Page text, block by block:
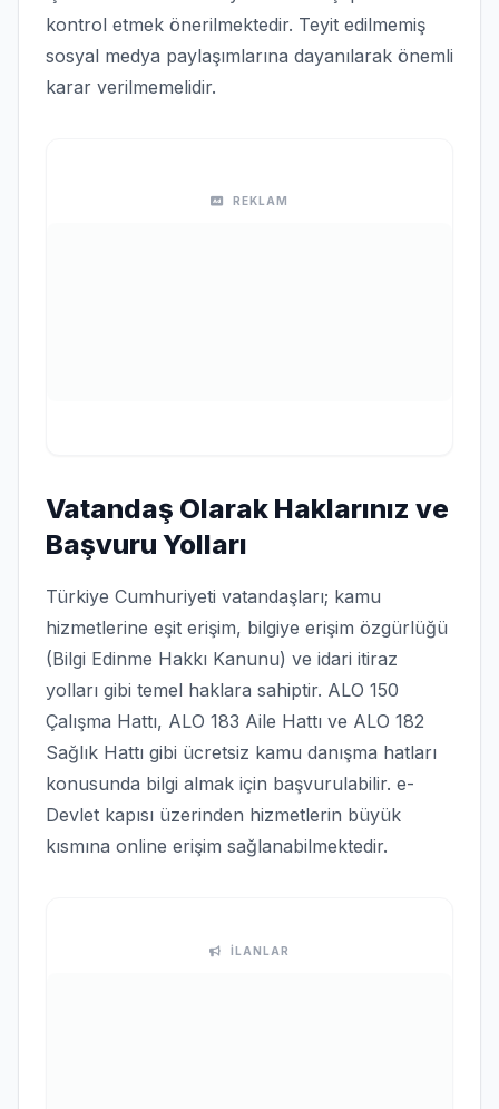
kontrol etmek önerilmektedir. Teyit edilmemiş
sosyal medya paylaşımlarına dayanılarak önemli
karar verilmemelidir.
REKLAM
Vatandaş Olarak Haklarınız ve
Başvuru Yolları
Türkiye Cumhuriyeti vatandaşları; kamu
hizmetlerine eşit erişim, bilgiye erişim özgürlüğü
(Bilgi Edinme Hakkı Kanunu) ve idari itiraz
yolları gibi temel haklara sahiptir. ALO 150
Çalışma Hattı, ALO 183 Aile Hattı ve ALO 182
Sağlık Hattı gibi ücretsiz kamu danışma hatları
konusunda bilgi almak için başvurulabilir. e-
Devlet kapısı üzerinden hizmetlerin büyük
kısmına online erişim sağlanabilmektedir.
İLANLAR